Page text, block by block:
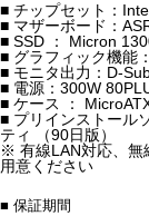
■ チップセット：
■ マザーボード：
■ SSD ： Micron
■ グラフィック機能
■ モニタ出力：D-
■ 電源：300W
■ ケース ：
■ プリインストール
ティ （90日版）
※ 有線LAN対応、無
用意ください
■ 保証期間